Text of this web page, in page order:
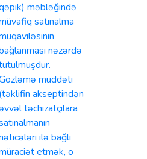
məbləğində
satınalma
nəzərdə
müddəti
(təklifin akseptindən
təchizatçılara
ilə bağlı
etmək, o